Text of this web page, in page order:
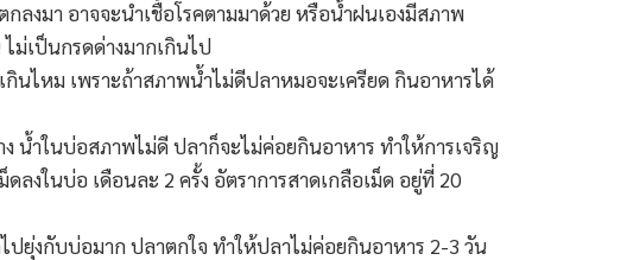
งมา อาจจะนำเชื้อโรคตามมาด้วย หรือน้ำฝนเองมีสภาพ
ม่เป็นกรดด่างมากเกินไป
นไหม เพราะถ้าสภาพน้ำไม่ดีปลาหมอจะเครียด กินอาหารได้
น้ำในบ่อสภาพไม่ดี ปลาก็จะไม่ค่อยกินอาหาร ทำให้การเจริญ
ลงในบ่อ เดือนละ 2 ครั้ง อัตราการสาดเกลือเม็ด อยู่ที่ 20
ปยุ่งกับบ่อมาก ปลาตกใจ ทำให้ปลาไม่ค่อยกินอาหาร 2-3 วัน